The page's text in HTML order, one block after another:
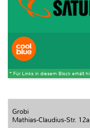
* Für Links in diesem Block erhält
Grobi
Mathias-Claudius-Str.